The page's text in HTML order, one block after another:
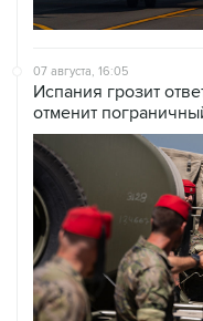
07 августа, 16:05
Испания грозит
отменит